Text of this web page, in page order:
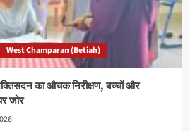
West Champaran (Betiah)
का औचक निरीक्षण, बच्चों और
जोर